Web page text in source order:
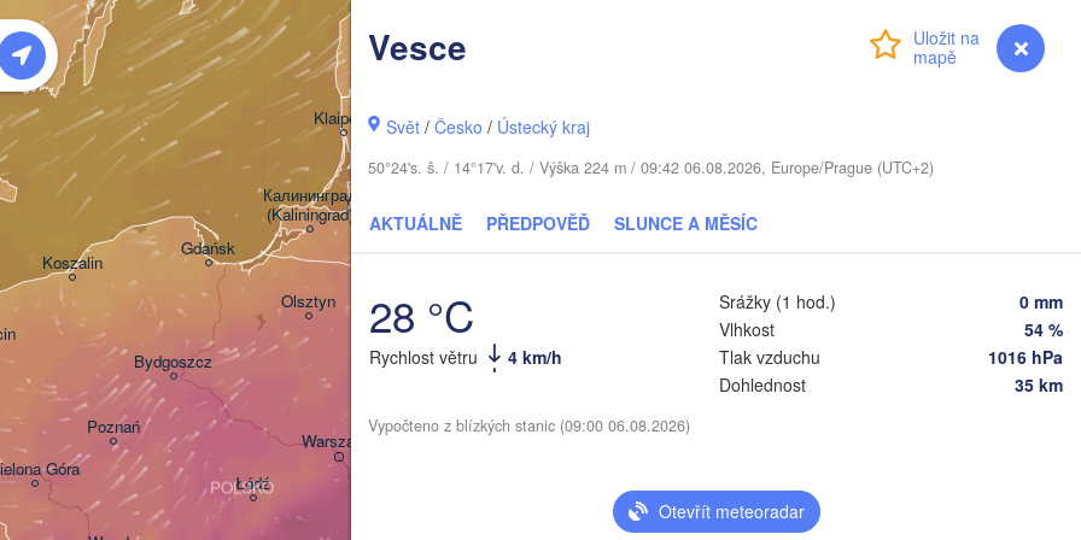
myVentusky Předpověď
Vesce
Svět /Česko / Ústecký kraj
50°24's. š. / 14°17'v. d. / Výška 224 m / 09:42 06.08.2026, Europe/Prague (UTC+2)
AKTUÁLNĚ PŘEDPOVĚĎ SLUNCE A MĚSÍC
28 °C
Rychlost větru 4 km/h
Srážky (1 hod.)
0 mm
Vlhkost
54 %
Tlak vzduchu
1016 hPa
Dohlednost
35 km
Vypočteno z blízkých stanic (09:00 06.08.2026)
Otevřít meteoradar
Warszawa
Łódź
Poznań
Olsztyn
Koszalin
Klaipėda
Góra
Gdańsk
Калининград
(Kaliningrad)
Bydgoszcz
POLSKO
Vilnius
Бабруйск
(Babrujsk)
Пінск
Салігорск
(Salihorsk)
(Hrodna)
(Viciebsk)
Брэст
BĚLORUSKO
LITVA